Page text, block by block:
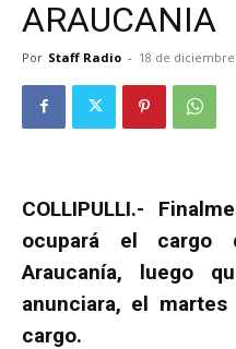
ARAUCANIA
Por Staff Radio - 18 de diciembre
COLLIPULLI.-
ocupará el cargo
Araucanía, luego
anunciara, el
cargo.